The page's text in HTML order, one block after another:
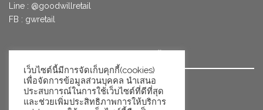
Line : @goodwillretail
FB : gwretail
นโยบายข้อมูลส่วนบุคคล
เว็บไซต์นี้มีการจัดเก็บคุกกี้(cookies)
เพื่อจัดการข้อมูลส่วนบุคคล นำเสนอ
ประสบการณ์ในการใช้เว็บไซต์ที่ดีที่สุด
และช่วยเพิ่มประสิทธิภาพการให้บริการ